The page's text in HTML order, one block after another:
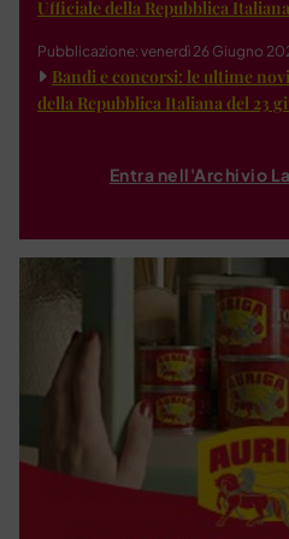
Ufficiale della Repubblica
Pubblicazione: venerdì 26 Giugno
Bandi e concorsi: le ultime
della Repubblica Italiana del 23
Entra nell'Archivio